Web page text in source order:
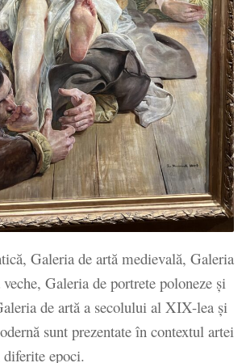
Galeria de artă medievală, Galeria
veche, Galeria de portrete poloneze și
de artă a secolului al XIX-lea și
sunt prezentate în contextul artei
epoci.